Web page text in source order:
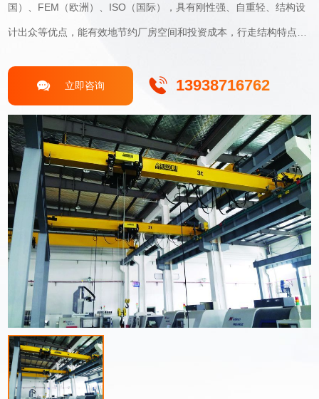
关于我们
国）、FEM（欧洲）、ISO（国际），具有刚性强、自重轻、结构设
计出众等优点，能有效地节约厂房空间和投资成本，行走结构特点独
定起重量3.2t~16t，广泛应用于机械制造、冶金、石油、石化、港
口、铁路、民航、电力、食品、造纸、建材、电子等行业的车间、仓
库等物料搬运场合。尤其适用于需要精确定位的物料搬运、大型零部
件精密装配等场合，工作环境温度为-25-40℃。KSL欧式电动单梁起
重机 S—起重机跨度Cranespan H—起重机运行轨道顶部距
起重机高点的距离
Thedistancefromthecranetravelrailtoptothecranehighestpoint. h
—起重机吊钩升到高点时距起重机运行轨道顶部的距离
A—大车轨道中心到端梁外侧的距离
Thedistancefromthecranerailcentertotheendgirderoutside. W—
大车端梁轮距Craneendgirderwheeldistance. B—大车端梁（含
缓冲器）的长度
立即咨询 13938716762